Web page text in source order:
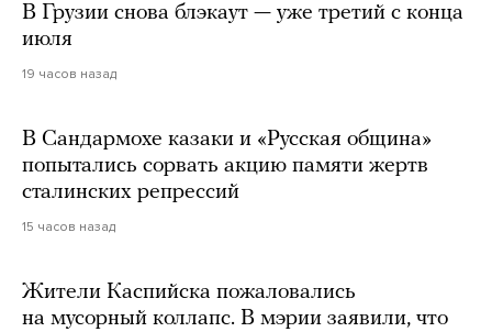
В Грузии снова блэкаут — уже третий с конца
июля
19 часов назад
В Сандармохе казаки и «Русская община»
попытались сорвать акцию памяти жертв
сталинских репрессий
15 часов назад
Жители Каспийска пожаловались
на мусорный коллапс. В мэрии заявили, что